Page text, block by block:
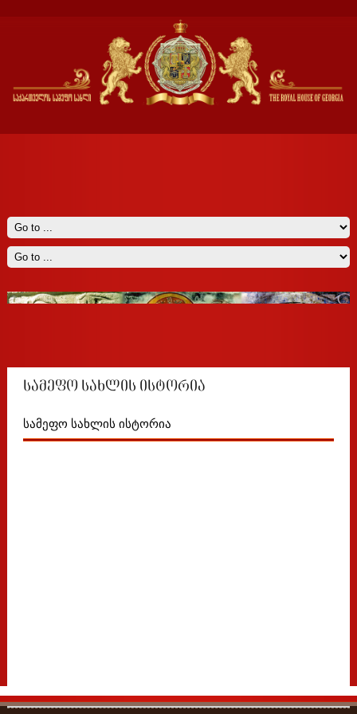
სამეფო სახლის ისტორია
სამეფო სახლის ისტორია